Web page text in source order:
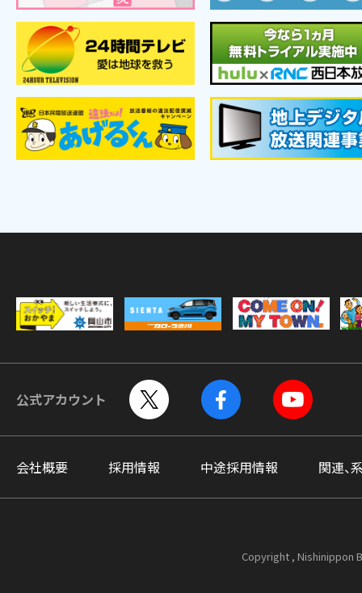
公式アカウント
会社概要 採用情報 中途採用情報 関連、
Copyright , Nishinippon